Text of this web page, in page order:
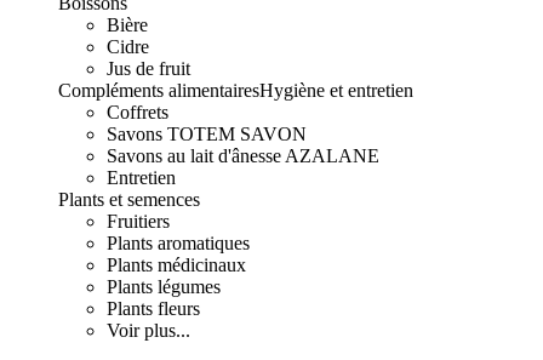
Bière
Cidre
Jus de fruit
Compléments alimentairesHygiène et entretien
Coffrets
Savons TOTEM SAVON
Savons au lait d'ânesse AZALANE
Entretien
Plants et semences
Fruitiers
Plants aromatiques
Plants médicinaux
Plants légumes
Plants fleurs
Voir plus...